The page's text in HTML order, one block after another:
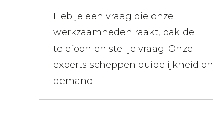
Heb je een vraag die onze
werkzaamheden raakt, pak de
telefoon en stel je vraag. Onze
experts scheppen duidelijkheid on
demand.